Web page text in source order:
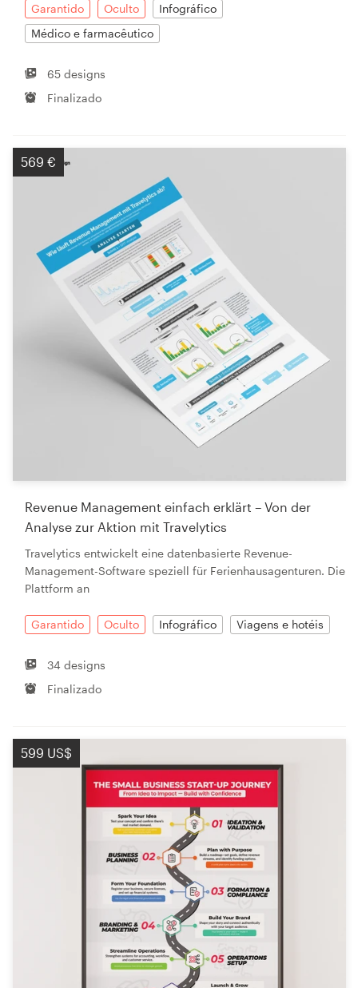
Garantido Oculto
Infográfico
Médico e farmacêutico
65 designs
Finalizado
569 €
Revenue Management einfach erklärt – Von der
Analyse zur Aktion mit Travelytics
Travelytics entwickelt eine datenbasierte Revenue-
Management-Software speziell für Ferienhausagenturen. Die
Plattform an
Garantido Oculto Infográfico Viagens e hotéis
34 designs
Finalizado
599 US$